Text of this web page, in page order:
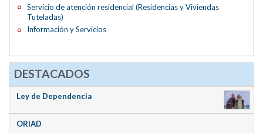
Servicio de atención residencial (Residencias y Viviendas
Tuteladas)
Información y Servicios
DESTACADOS
Ley de Dependencia
ORIAD